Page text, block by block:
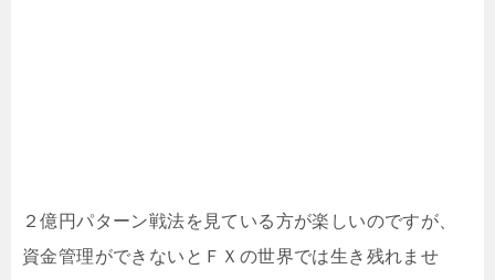
２億円パターン戦法を見ている方が楽しいのですが、
資金管理ができないとＦＸの世界では生き残れませ